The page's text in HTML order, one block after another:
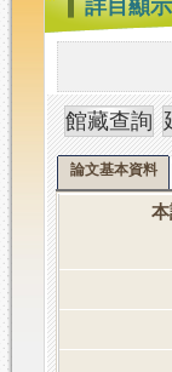
系
統
詳目顯示
論文基本資料